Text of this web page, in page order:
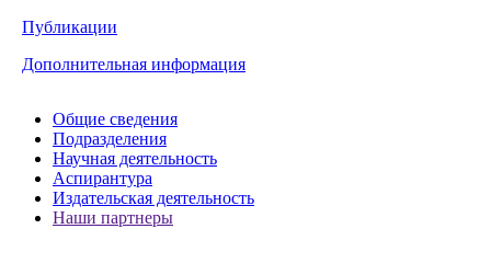
Публикации
Дополнительная информация
Общие сведения
Подразделения
Научная деятельность
Аспирантура
Издательская деятельность
Наши партнеры